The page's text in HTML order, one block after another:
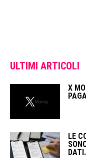
ULTIMI ARTICOLI
X
LE